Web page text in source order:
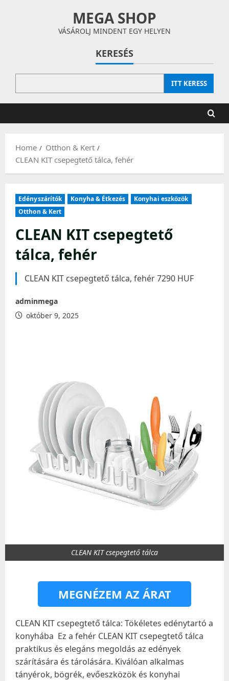
MEGA SHOP
VÁSÁROLJ MINDENT EGY HELYEN
KERESÉS
ITT KERESS
Home
Otthon & Kert
CLEAN KIT csepegtető tálca, fehér
Edényszárítók Konyha & Étkezés
Konyhai eszközök
Otthon & Kert
CLEAN KIT csepegtető
tálca, fehér
CLEAN KIT csepegtető tálca, fehér 7290 HUF
adminmega
október 9, 2025
CLEAN KIT csepegtető tálca
MEGNÉZEM AZ ÁRAT
CLEAN KIT csepegtető tálca: Tökéletes edénytartó a
konyhába Ez a fehér CLEAN KIT csepegtető tálca
praktikus és elegáns megoldás az edények
szárítására és tárolására. Kiválóan alkalmas
tányérok, bögrék, evőeszközök és konyhai